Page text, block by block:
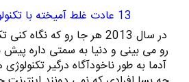
13 عادت غلط آمیخته با تکنولوژی و روش های ترک آنها
در سال 2013 هر جا رو که نگاه
رو می بینی و دنیا به سمتی داره پیش
آدما به طور ناخودآگاه درگیر